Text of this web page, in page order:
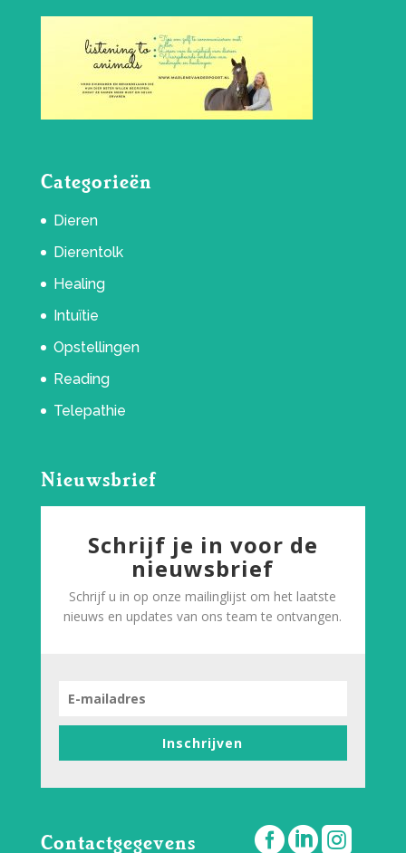
Categorieën
Dieren
Dierentolk
Healing
Intuïtie
Opstellingen
Reading
Telepathie
Nieuwsbrief
Schrijf je in voor de
nieuwsbrief
Schrijf u in op onze mailinglijst om het laatste
nieuws en updates van ons team te ontvangen.
Inschrijven
Contactgegevens 